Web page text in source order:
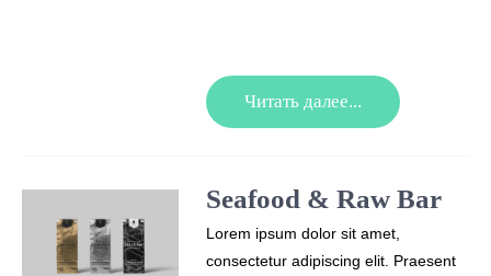
Читать далее...
Seafood & Raw Bar
Lorem ipsum dolor sit amet,
consectetur adipiscing elit. Praesent